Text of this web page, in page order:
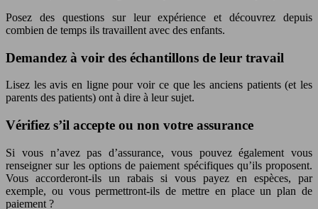
Posez des questions sur leur expérience et découvrez depuis
combien de temps ils travaillent avec des enfants.
Demandez à voir des échantillons de leur travail
Lisez les avis en ligne pour voir ce que les anciens patients (et les
parents des patients) ont à dire à leur sujet.
Vérifiez s’il accepte ou non votre assurance
Si vous n’avez pas d’assurance, vous pouvez également vous
renseigner sur les options de paiement spécifiques qu’ils proposent.
Vous accorderont-ils un rabais si vous payez en espèces, par
exemple, ou vous permettront-ils de mettre en place un plan de
paiement ?